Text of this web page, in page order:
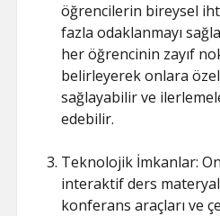
öğrencilerin bireysel
fazla odaklanmayı
her öğrencinin zayıf
belirleyerek onlara özel
sağlayabilir ve
edebilir.
Teknolojik İmkanlar:
interaktif ders
konferans araçları ve